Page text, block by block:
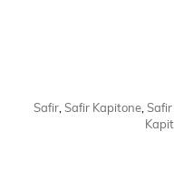
Safir, Safir Kapitone,